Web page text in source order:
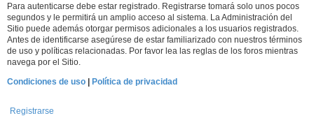
Para autenticarse debe estar registrado. Registrarse tomará solo unos pocos
segundos y le permitirá un amplio acceso al sistema. La Administración del
Sitio puede además otorgar permisos adicionales a los usuarios registrados.
Antes de identificarse asegúrese de estar familiarizado con nuestros términos
de uso y políticas relacionadas. Por favor lea las reglas de los foros mientras
navega por el Sitio.
Condiciones de uso | Política de privacidad
Registrarse